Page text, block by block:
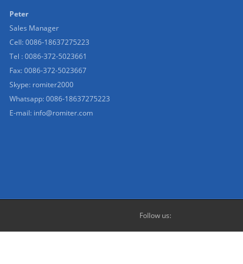
Peter
Sales Manager
Cell: 0086-18637275223
Tel : 0086-372-5023661
Fax: 0086-372-5023667
Skype: romiter2000
Whatsapp:0086-18637275223
E-mail: info@romiter.com
Follow us: